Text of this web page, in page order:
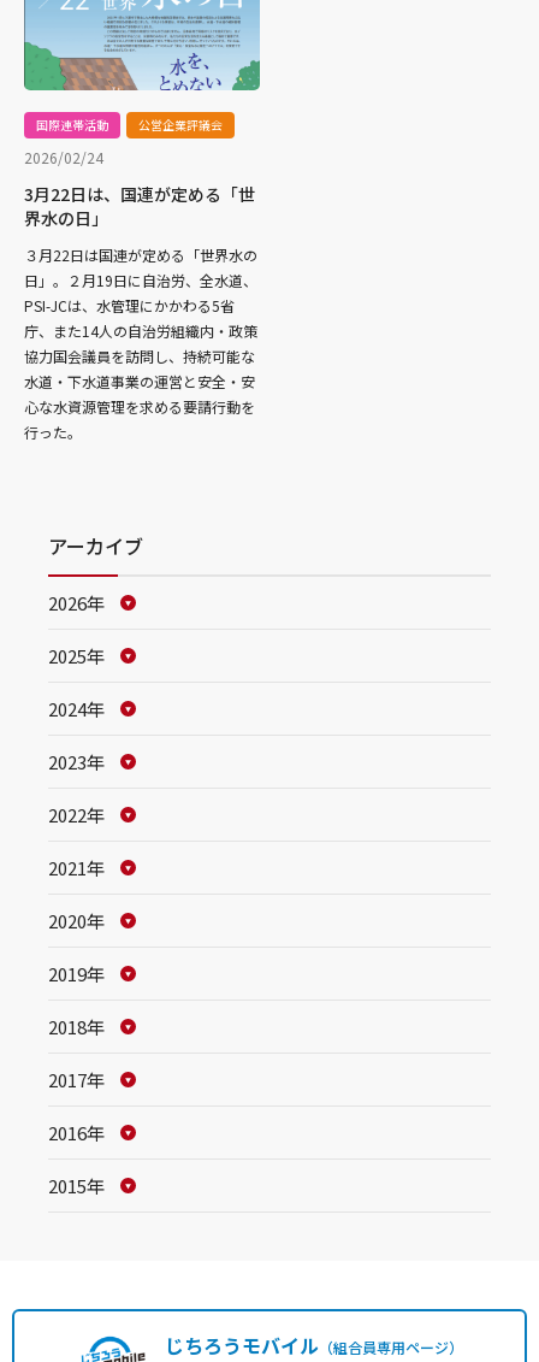
国際連帯活動 公営企業評議会
2026/02/24
3月22日は、国連が定める「世
界水の日」
３月22日は国連が定める「世界水の
日」。２月19日に自治労、全水道、
PSI-JCは、水管理にかかわる5省
庁、また14人の自治労組織内・政策
協力国会議員を訪問し、持続可能な
水道・下水道事業の運営と安全・安
心な水資源管理を求める要請行動を
行った。
アーカイブ
2026年
2025年
2024年
2023年
2022年
2021年
2020年
2019年
2018年
2017年
2016年
2015年
じちろうモバイル（組合員専用ページ）